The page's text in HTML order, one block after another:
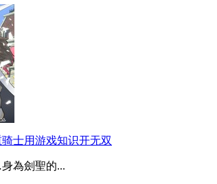
士用游戏知识开无双
為劍聖的...